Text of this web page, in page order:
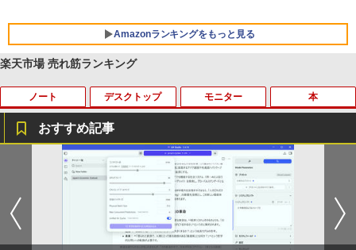
Amazonランキングをもっと見る
BRUCE WAYNE feat. Flo Milli, ATL Jacob
[Explicit]
￥250
BRUCE WAYNE feat. Flo Milli, ATL Jacob
[Explicit]
￥250
by Amazon 天然水 ラベルレス 500ml ×24本
富士山の天然水 バナジウム含有 水 ミネラル
ットル (Smart Basic)
￥1,380
【Amazon.co.jp限定】 い・ろ・は・す 2L P
ET ラベルレス ×8本
薬屋のひとりごと 17巻 (デジタル版ビッグガ
ンガンコミックス)
￥770
異世界居酒屋「のぶ」(22) (角川コミックス・
エース)
￥832
楽天市場 売れ筋ランキング
ノート
【期間限定破格金額！】新生活 新古品 W
in11搭載 パソコンノートパソコンoffice
付き 初心者向けノートPC 初期設定済 1
5.6型 インテル高速CPU ランダムで発送
メモリ4GB～ 高速SSD1TB 最大 フルHD
Webカメラ zoom 軽量薄型 無線 型番更
新で在庫処分
デスクトップ モニター
【お買い物マラソ開催中！P最大31.5%還
元】五年保証 白 モバイルモニター 15.6
インチ FHD 1920×1080 1080P Fast IPS
パネル PU保護カバー付き 非光沢 1200:1
高コントラスト 超軽量 640g スピーカー
内蔵 Type-C/HDMI 接続 PS5/Switch/PC/
スマホ対応 MFP156T1F
本
魔王城の料理番 〜コワモテ魔族ばかりだ
けど、ホワイトな職場です〜 6巻 【電
子書籍】[ ワイエム系 ]
￥792
おすすめ記事